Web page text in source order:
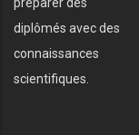
préparer des
diplômés avec des
connaissances
scientifiques.